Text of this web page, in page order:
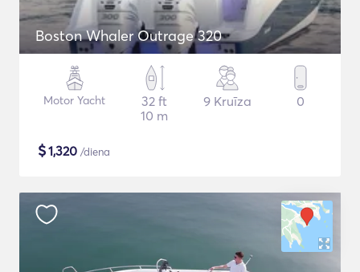
Boston Whaler Outrage 320
Motor Yacht
32 ft
10 m
9 Kruīza 0
$1,320 /diena